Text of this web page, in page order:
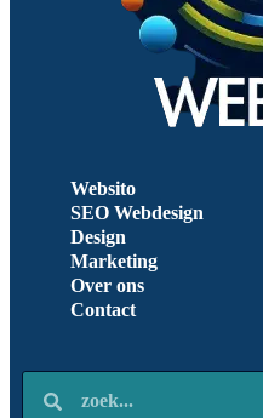
Websito
SEO Webdesign
Design
Marketing
Over ons
Contact